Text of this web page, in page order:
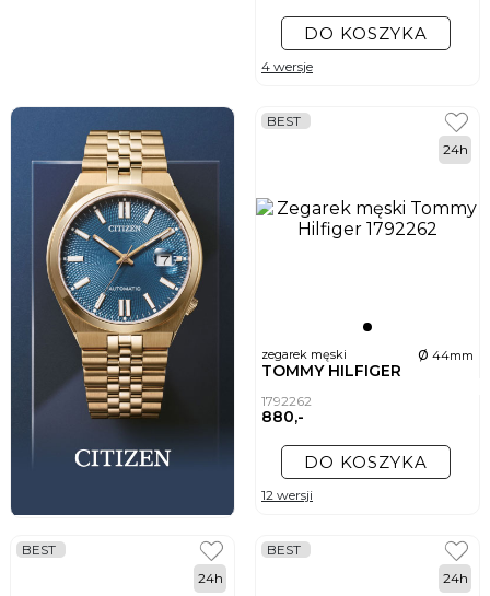
DO KOSZYKA
4 wersje
zegarek męski ø 44mm
TOMMY HILFIGER
1792262
880,-
BEST
24h
DO KOSZYKA
12 wersji
BEST
24h
BEST
24h